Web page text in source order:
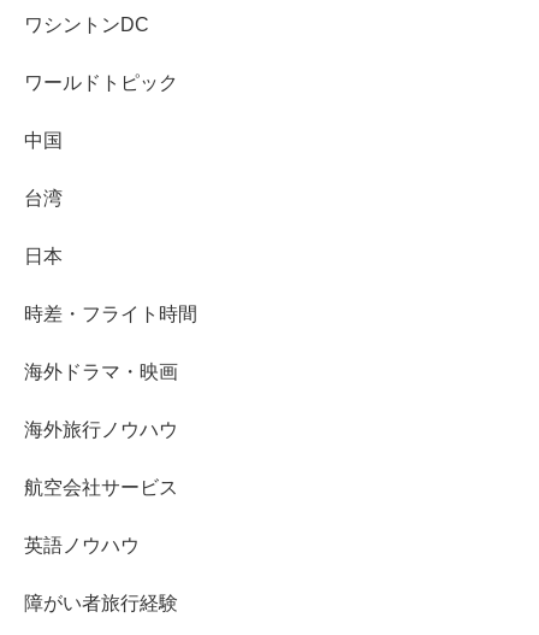
ワシントンDC
ワールドトピック
中国
台湾
日本
時差・フライト時間
海外ドラマ・映画
海外旅行ノウハウ
航空会社サービス
英語ノウハウ
障がい者旅行経験